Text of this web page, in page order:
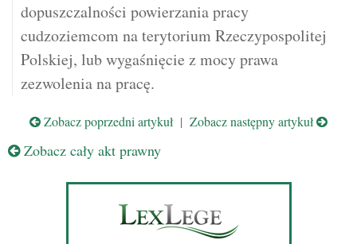
dopuszczalności powierzania pracy
cudzoziemcom na terytorium Rzeczypospolitej
Polskiej, lub wygaśnięcie z mocy prawa
zezwolenia na pracę.
Zobacz poprzedni artykuł | Zobacz następny artykuł
Zobacz cały akt prawny